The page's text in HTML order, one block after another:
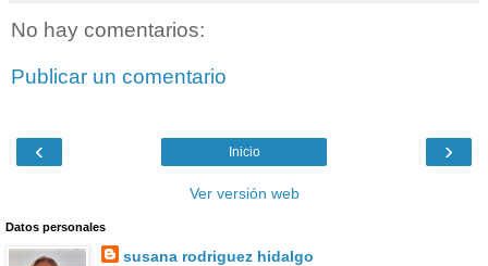
No hay comentarios:
Publicar un comentario
‹ ›
Inicio
Ver versión web
Datos personales
susana rodriguez hidalgo